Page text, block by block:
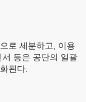
로 세분하고, 이용
등은 공단의 일괄
된다.